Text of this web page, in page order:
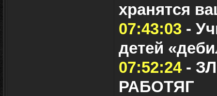
хранятся
07:43:03 -
детей
07:52:24-
РАБОТЯГ